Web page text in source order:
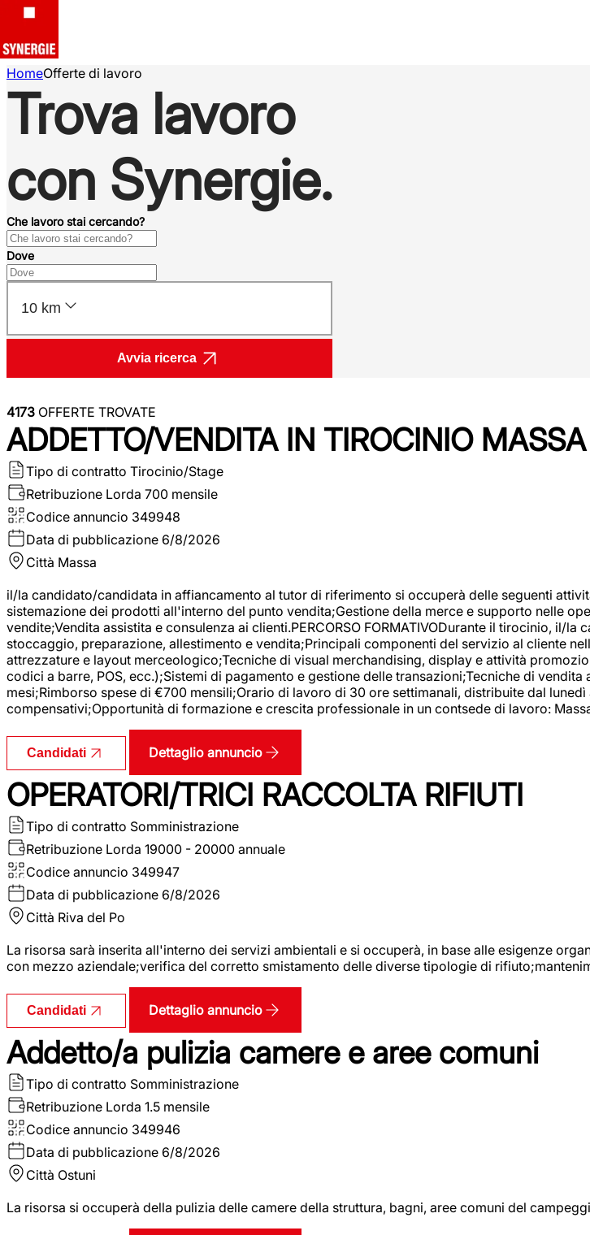
HomeOfferte di lavoro
Trova lavoro
con Synergie.
Che lavoro stai cercando?
Dove
10 km
Avvia ricerca
4173 OFFERTE TROVATE
ADDETTO/VENDITA IN TIROCINIO MASSA
Tipo di contratto Tirocinio/Stage
Retribuzione Lorda 700 mensile
Codice annuncio 349948
Data di pubblicazione 6/8/2026
Città Massa
il/la candidato/candidata in affiancamento al tutor di riferimento si occuperà delle seguenti
sistemazione dei prodotti all'interno del punto vendita;Gestione della merce e supporto nelle
vendite;Vendita assistita e consulenza ai clienti.PERCORSO FORMATIVODurante il tirocinio,
stoccaggio, preparazione, allestimento e vendita;Principali componenti del servizio al cliente
attrezzature e layout merceologico;Tecniche di visual merchandising, display e attività
codici a barre, POS, ecc.);Sistemi di pagamento e gestione delle transazioni;Tecniche di
mesi;Rimborso spese di €700 mensili;Orario di lavoro di 30 ore settimanali, distribuite dal
compensativi;Opportunità di formazione e crescita professionale in un contsede di lavoro:
Candidati Dettaglio annuncio
OPERATORI/TRICI RACCOLTA RIFIUTI
Tipo di contratto Somministrazione
Retribuzione Lorda 19000 - 20000 annuale
Codice annuncio 349947
Data di pubblicazione 6/8/2026
Città Riva del Po
La risorsa sarà inserita all'interno dei servizi ambientali e si occuperà, in base alle esigenze
con mezzo aziendale;verifica del corretto smistamento delle diverse tipologie di
Candidati Dettaglio annuncio
Addetto/a pulizia camere e aree comuni
Tipo di contratto Somministrazione
Retribuzione Lorda 1.5 mensile
Codice annuncio 349946
Data di pubblicazione 6/8/2026
Città Ostuni
La risorsa si occuperà della pulizia delle camere della struttura, bagni, aree comuni del